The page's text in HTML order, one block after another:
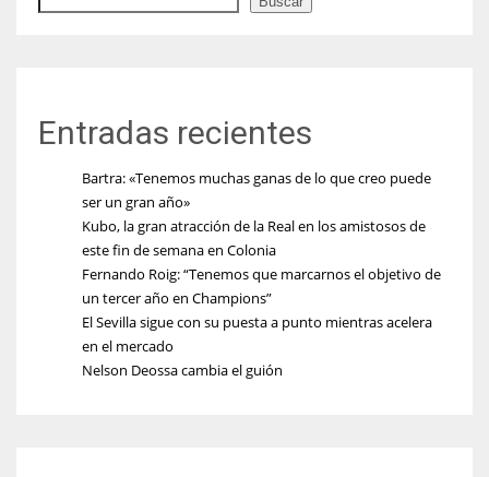
Entradas recientes
Bartra: «Tenemos muchas ganas de lo que creo puede
ser un gran año»
Kubo, la gran atracción de la Real en los amistosos de
este fin de semana en Colonia
Fernando Roig: “Tenemos que marcarnos el objetivo de
un tercer año en Champions”
El Sevilla sigue con su puesta a punto mientras acelera
en el mercado
Nelson Deossa cambia el guión